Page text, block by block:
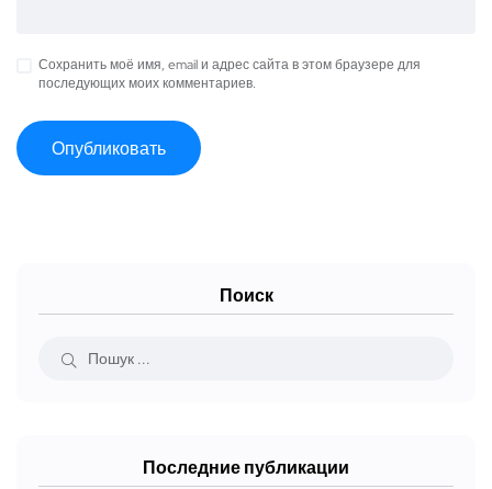
Сохранить моё имя, email и адрес сайта в этом браузере для
последующих моих комментариев.
Поиск
Последние публикации